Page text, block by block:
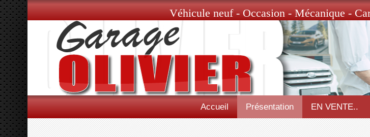
Véhicule neuf - Occasion - Mécanique -
Accueil Présentation EN VENTE..